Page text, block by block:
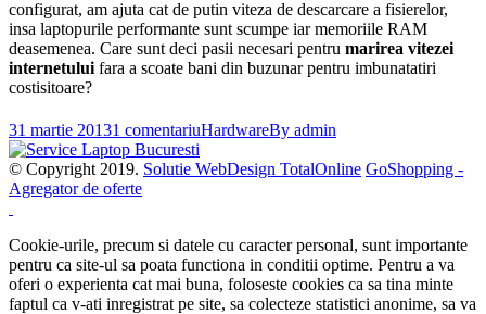
configurat, am ajuta cat de putin viteza de descarcare a fisierelor,
insa laptopurile performante sunt scumpe iar memoriile RAM
deasemenea. Care sunt deci pasii necesari pentru marirea vitezei
internetului fara a scoate bani din buzunar pentru imbunatatiri
costisitoare?
31 martie 20131 comentariuHardwareBy admin
© Copyright 2019. Solutie WebDesign TotalOnline GoShopping -
Agregator de oferte
Cookie-urile, precum si datele cu caracter personal, sunt importante
pentru ca site-ul sa poata functiona in conditii optime. Pentru a va
oferi o experienta cat mai buna, foloseste cookies ca sa tina minte
faptul ca v-ati inregistrat pe site, sa colecteze statistici anonime, sa va